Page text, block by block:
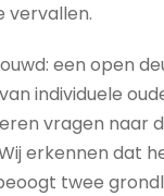
vervallen.
een open
individuele
vragen naar
erkennen dat
twee